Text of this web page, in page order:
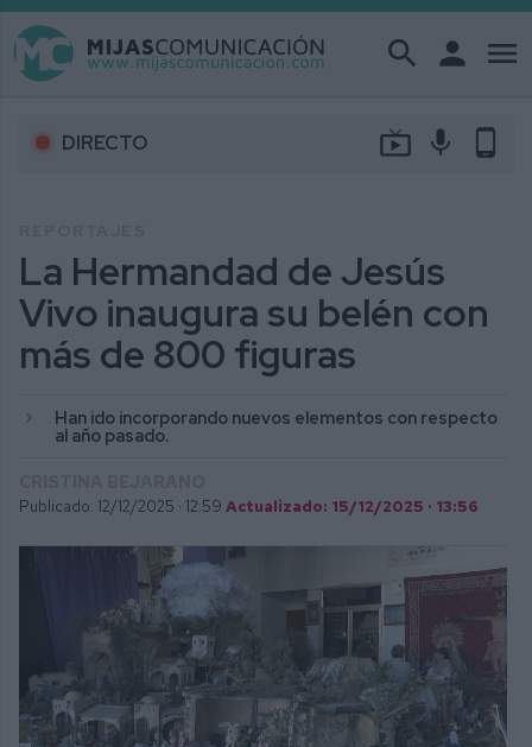
search person menu
DIRECTO live_tv mic phone_android
La Hermandad de Jesús
Vivo inaugura su belén con
más de 800 figuras
Han ido incorporando nuevos elementos con respecto
al año pasado.
Publicado: 12/12/2025 · 12:59 Actualizado: 15/12/2025 · 13:56